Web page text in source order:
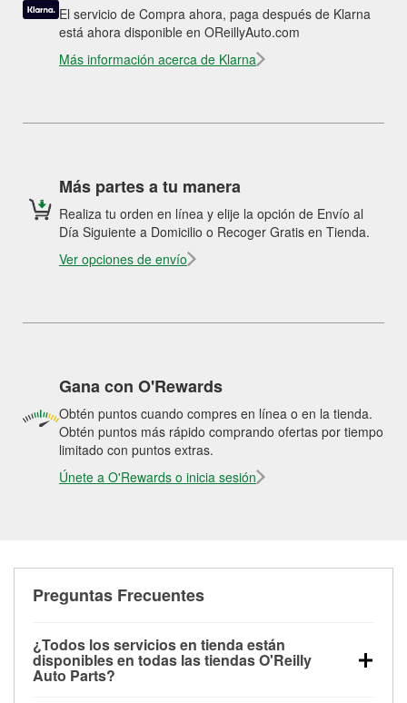
El servicio de Compra ahora, paga después de Klarna
está ahora disponible en OReillyAuto.com
Más información acerca de Klarna
Más partes a tu manera
Realiza tu orden en línea y elije la opción de Envío al
Día Siguiente a Domicilio o Recoger Gratis en Tienda.
Ver opciones de envío
Gana con O'Rewards
Obtén puntos cuando compres en línea o en la tienda.
Obtén puntos más rápido comprando ofertas por tiempo
limitado con puntos extras.
Únete a O'Rewards o inicia sesión
Preguntas Frecuentes
¿Todos los servicios en tienda están
disponibles en todas las tiendas O'Reilly
Auto Parts?